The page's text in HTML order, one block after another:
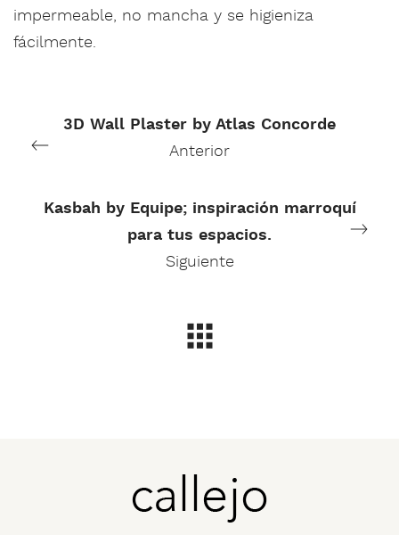
impermeable, no mancha y se higieniza
fácilmente.‎
3D Wall Plaster by Atlas Concorde
Anterior
Kasbah by Equipe; inspiración marroquí
para tus espacios.
Siguiente